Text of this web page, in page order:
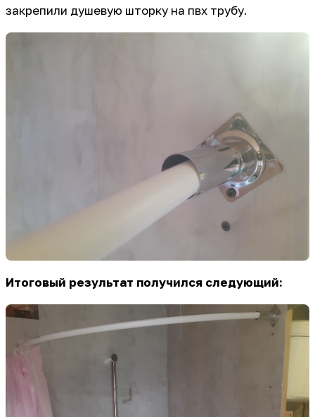
закрепили душевую шторку на пвх трубу.
Итоговый результат получился следующий: